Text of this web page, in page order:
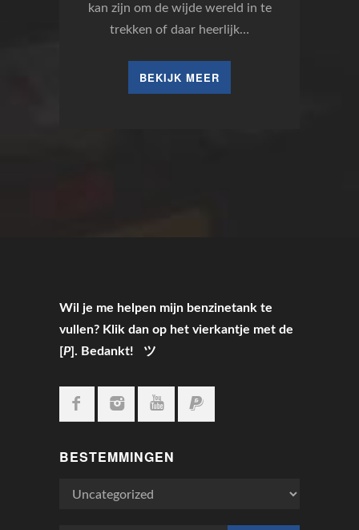
kan zijn om de wijde wereld in te
trekken of daar heerlijk…
BEKIJK MEER
Wil je me helpen mijn benzinetank te
vullen? Klik dan op het vierkantje met de
[P]. Bedankt! ツ
BESTEMMINGEN
Bestemmingen